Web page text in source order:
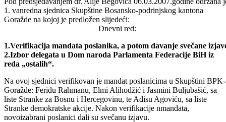
Podijeli:
Odštampaj stranicu
Pod predsjedavanjem dr. Alije Begovića 06.03.2007.godine održana
Goražde na kojoj je predložen slijedeći:
Dnevni red:
2.Izbor delegata u Dom naroda Parlamenta Federacije BiH iz
reda „ostalih“.
Na ovoj sjednici verifikovan je mandat poslanicima u Skupštini
Goražde: Feridu Rahmanu, Elmi Alihodžić i Jasmini Buljubašić, sa